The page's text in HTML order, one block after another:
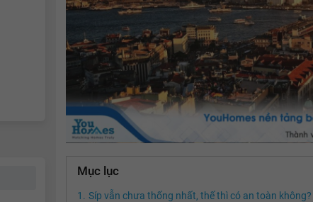
Mục lục
Síp vẫn chưa thống nhất, thế thì có an toàn không?